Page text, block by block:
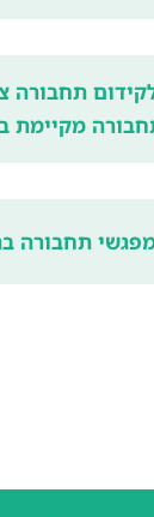
תחבורה
מקיימת
תחבורה